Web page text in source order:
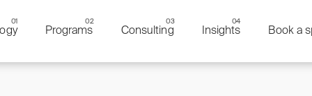
Programs Consulting Insights Book a